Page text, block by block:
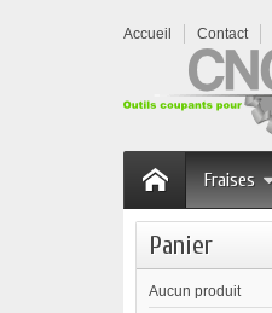
Accueil Contact
Fraises
Panier
Aucun produit